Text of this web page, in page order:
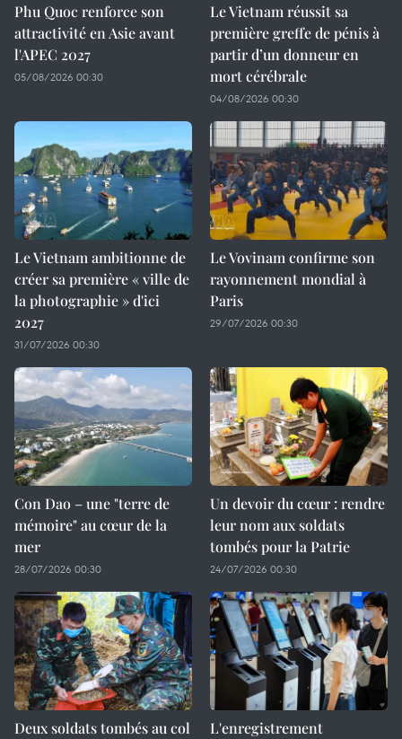
Phu Quoc renforce son
attractivité en Asie avant
l'APEC 2027
05/08/2026 00:30
Le Vietnam réussit sa
première greffe de pénis à
partir d’un donneur en
mort cérébrale
04/08/2026 00:30
Le Vietnam ambitionne de
créer sa première « ville de
la photographie » d'ici
2027
31/07/2026 00:30
Le Vovinam confirme son
rayonnement mondial à
Paris
29/07/2026 00:30
Con Dao – une "terre de
mémoire" au cœur de la
mer
28/07/2026 00:30
Un devoir du cœur : rendre
leur nom aux soldats
tombés pour la Patrie
24/07/2026 00:30
Deux soldats tombés au col
L'enregistrement